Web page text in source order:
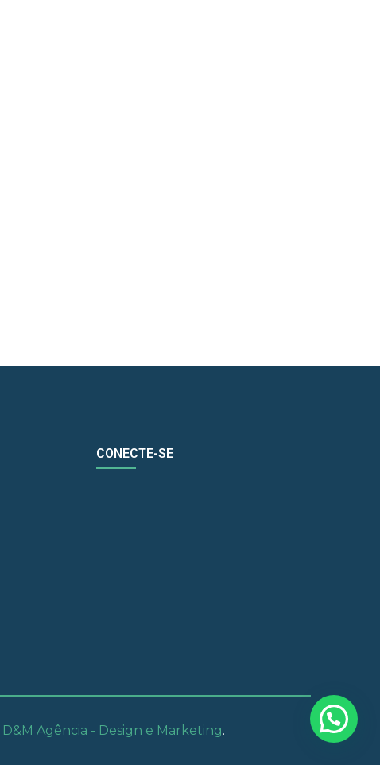
CONECTE-SE
D&M Agência - Design e Marketing.